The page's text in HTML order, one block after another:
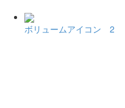
ボリュームアイコン 2